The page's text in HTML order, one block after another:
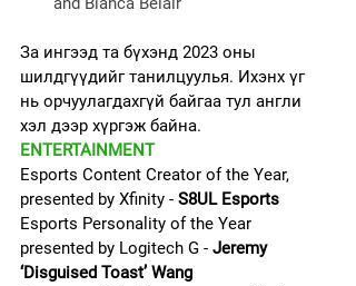
За ингээд та бүхэнд 2023 оны
шилдгүүдийг танилцуулья. Ихэнх үг
нь орчуулагдахгүй байгаа тул англи
хэл дээр хүргэж байна.
ENTERTAINMENT
Esports Content Creator of the Year,
presented by Xfinity - S8UL Esports
Esports Personality of the Year
presented by Logitech G - Jeremy
‘Disguised Toast’ Wang